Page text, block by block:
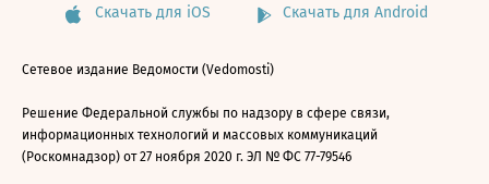
Скачать для iOS Скачать для Android
Сетевое издание Ведомости (Vedomosti)
Решение Федеральной службы по надзору в сфере связи,
информационных технологий и массовых коммуникаций
(Роскомнадзор) от 27 ноября 2020 г. ЭЛ № ФС 77-79546